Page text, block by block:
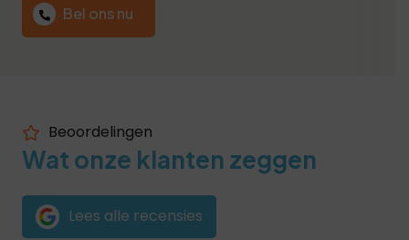
Bel ons nu
Beoordelingen
Wat onze klanten zeggen
Lees alle recensies